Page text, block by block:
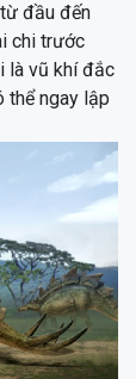
đầu đến
chi trước
là vũ khí đắc
thể ngay lập